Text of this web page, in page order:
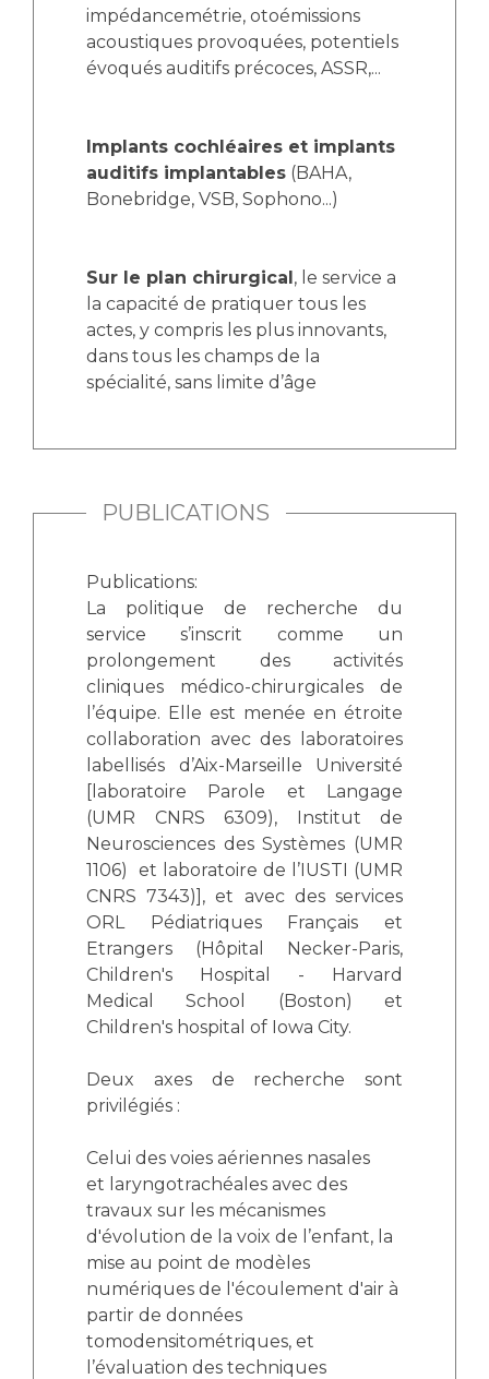
impédancemétrie, otoémissions
acoustiques provoquées, potentiels
évoqués auditifs précoces, ASSR,...
Implants cochléaires et implants
auditifs implantables (BAHA,
Bonebridge, VSB, Sophono...)
Sur le plan chirurgical, le service a
la capacité de pratiquer tous les
actes, y compris les plus innovants,
dans tous les champs de la
spécialité, sans limite d’âge
PUBLICATIONS
Publications:
La politique de recherche du
service s’inscrit comme un
prolongement des activités
cliniques médico-chirurgicales de
l’équipe. Elle est menée en étroite
collaboration avec des laboratoires
labellisés d’Aix-Marseille Université
[laboratoire Parole et Langage
(UMR CNRS 6309), Institut de
Neurosciences des Systèmes (UMR
1106) et laboratoire de l’IUSTI (UMR
CNRS 7343)], et avec des services
ORL Pédiatriques Français et
Etrangers (Hôpital Necker-Paris,
Children's Hospital - Harvard
Medical School (Boston) et
Children's hospital of Iowa City.
Deux axes de recherche sont
privilégiés :
Celui des voies aériennes nasales
et laryngotrachéales avec des
travaux sur les mécanismes
d'évolution de la voix de l’enfant, la
mise au point de modèles
numériques de l'écoulement d'air à
partir de données
tomodensitométriques, et
l’évaluation des techniques